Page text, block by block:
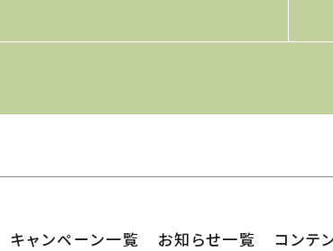
キャンペーン一覧 お知らせ一覧 コンテ